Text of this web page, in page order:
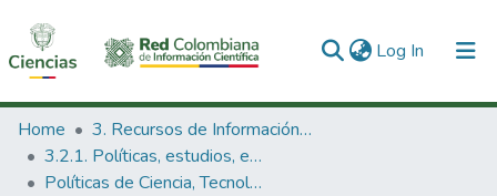
Log In (current)
Communities & Collections
All of DSpace
Home
3. Recursos de Información Científica y Tecnológica
3.2.1. Políticas, estudios, evaluaciones e indicadores de CTeI
Políticas de Ciencia, Tecnología e Innovación